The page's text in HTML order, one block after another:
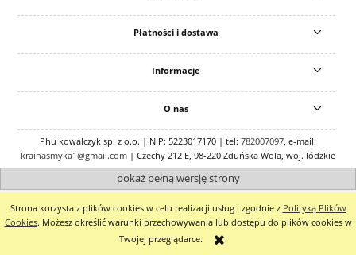
Strona korzysta z plików cookies w celu realizacji usług i zgodnie z Polityką Plików
Cookies. Możesz określić warunki przechowywania lub dostępu do plików cookies w
Twojej przeglądarce.
Płatności i dostawa
Informacje
O nas
Phu kowalczyk sp. z o.o. | NIP: 5223017170 | tel: 782007097, e-mail:
krainasmyka1@gmail.com | Czechy 212 E, 98-220 Zduńska Wola, woj. łódzkie
pokaż pełną wersję strony